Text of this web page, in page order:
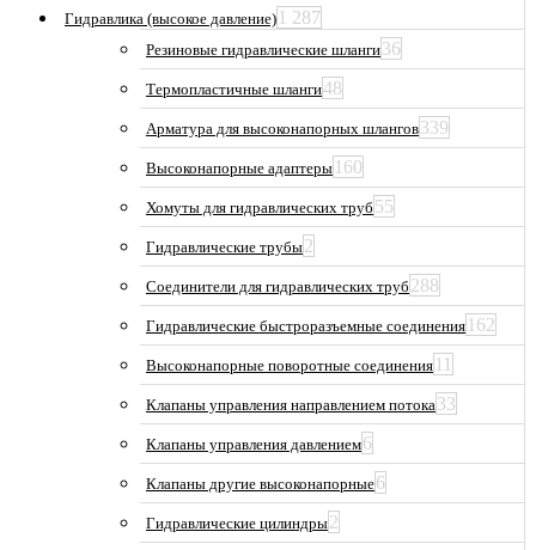
Гидравлика (высокое давление) 1 287
Резиновые гидравлические шланги36
Термопластичные шланги48
Арматура для высоконапорных шлангов339
Высоконапорные адаптеры 160
Хомуты для гидравлических труб 55
Гидравлические трубы2
Соединители для гидравлических труб 288
Гидравлические быстроразъемные соединения 162
Высоконапорные поворотные соединения 11
Клапаны управления направлением потока33
Клапаны управления давлением6
Клапаны другие высоконапорные6
Гидравлические цилиндры2